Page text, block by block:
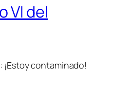
VI del
¡Estoy contaminado!